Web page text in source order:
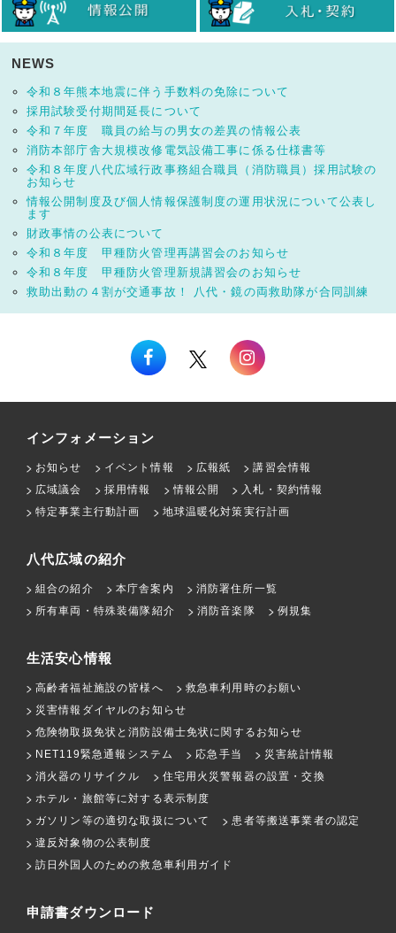
NEWS
令和８年熊本地震に伴う手数料の免除について
採用試験受付期間延長について
令和７年度 職員の給与の男女の差異の情報公表
消防本部庁舎大規模改修電気設備工事に係る仕様書等
令和８年度八代広域行政事務組合職員（消防職員）採用試験の
お知らせ
情報公開制度及び個人情報保護制度の運用状況について公表し
ます
財政事情の公表について
令和８年度 甲種防火管理再講習会のお知らせ
令和８年度 甲種防火管理新規講習会のお知らせ
救助出動の４割が交通事故！ 八代・鏡の両救助隊が合同訓練
インフォメーション
お知らせ イベント情報 広報紙
講習会情報
広域議会
採用情報 情報公開
入札・契約情報
特定事業主行動計画
地球温暖化対策実行計画
八代広域の紹介
組合の紹介 本庁舎案内
消防署住所一覧
所有車両・特殊装備隊紹介
消防音楽隊 例規集
生活安心情報
高齢者福祉施設の皆様へ
救急車利用時のお願い
災害情報ダイヤルのお知らせ
危険物取扱免状と消防設備士免状に関するお知らせ
NET119緊急通報システム
応急手当
災害統計情報
消火器のリサイクル
住宅用火災警報器の設置・交換
ホテル・旅館等に対する表示制度
ガソリン等の適切な取扱について
患者等搬送事業者の認定
違反対象物の公表制度
訪日外国人のための救急車利用ガイド
申請書ダウンロード